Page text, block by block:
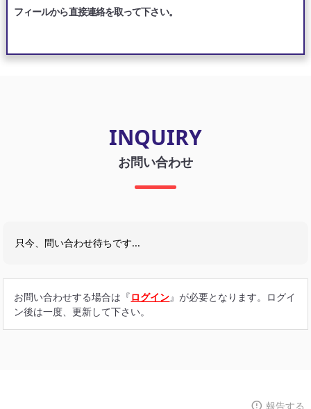
フィールから直接連絡を取って下さい。
INQUIRY
お問い合わせ
只今、問い合わせ待ちです...
お問い合わせする場合は『ログイン』が必要となります。ログイ
ン後は一度、更新して下さい。
報告する